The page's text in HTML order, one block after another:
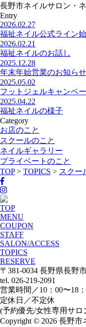
長野市ネイルサロン・
Entry
2026.02.27
福祉ネイル公式ライン
2026.02.21
福祉ネイルのお話し
2025.12.28
年末年始営業のお知らせ
2025.05.02
フットジェルキャンペ
2025.04.22
福祉ネイルの様子
Category
お店のこと
スクールのこと
ネイルギャラリー
プライベートのこと
TOP> TOPICS > スクー
TOP
MENU
COUPON
STAFF
SALON/ACCESS
TOPICS
RESERVE
〒381-0034 長野県長野
tel. 026-219-2091
営業時間／10：00〜18
定休日／不定休
(予約優先/女性専用サロ
Copyright © 2026 長野